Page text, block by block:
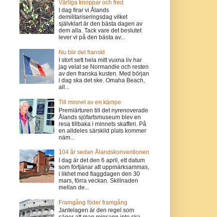
Vårliga knoppar och fred
I dag firar vi Ålands
demilitariseringsdag vilket
självklart är den bästa dagen av
dem alla. Tack vare det beslutet
lever vi på den bästa av...
Nu blir det franskt
I stort sett hela mitt vuxna liv har
jag velat se Normandie och resten
av den franska kusten. Med början
i dag ska det ske. Omaha Beach,
all...
Till minnet av en kämpe
Premiärturen till det nyrenoverade
Ålands sjöfartsmuseum blev en
resa tillbaka i minnets skafferi. På
en alldeles särskild plats kommer
näm...
104 år sedan Ålandskonventionen
I dag är det den 6 april, ett datum
som förtjänar att uppmärksammas,
i likhet med flaggdagen den 30
mars, förra veckan. Skillnaden
mellan de...
Framgång föder framgång
Jantelagen är den regel som